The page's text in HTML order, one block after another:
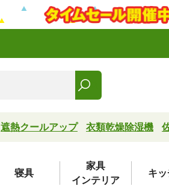
遮熱クールアップ 衣類乾燥除湿機
寝具
家具
インテリア
キ